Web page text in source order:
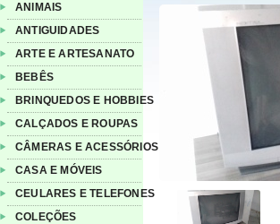
ANIMAIS
ANTIGUIDADES
ARTE E ARTESANATO
BEBÊS
BRINQUEDOS E HOBBIES
CALÇADOS E ROUPAS
CÂMERAS E ACESSÓRIOS
CASA E MÓVEIS
CEULARES E TELEFONES
COLEÇÕES